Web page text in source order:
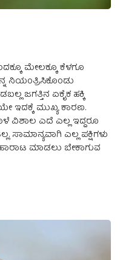
ಮೇಲಕ್ಕೂ ಕೆಳಗೂ
ನಿಯಂತ್ರಿಸಿಕೊಂಡು
ಜಗತ್ತಿನ ಏಕೈಕ ಹಕ್ಕಿ
ಇದಕ್ಕೆ ಮುಖ್ಯ ಕಾರಣ.
ವಿಶಾಲ ಎದೆ ಎಲ್ಲ ಇದ್ದರೂ
ಸಾಮಾನ್ಯವಾಗಿ ಎಲ್ಲ ಪಕ್ಷಿಗಳು
ಮಾಡಲು ಬೇಕಾಗುವ